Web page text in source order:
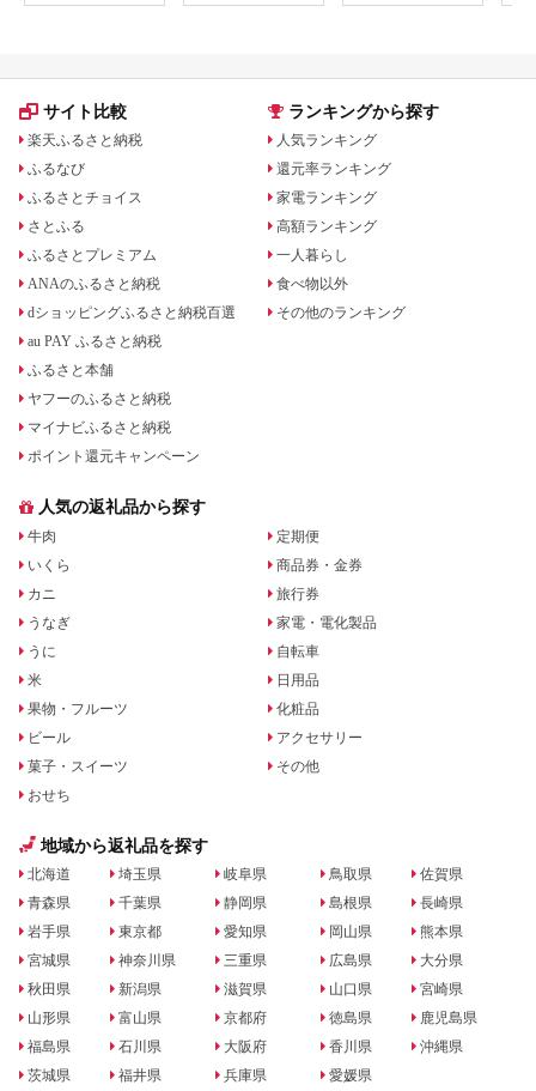
礼品
サイト比較
楽天ふるさと納税
ふるなび
ふるさとチョイス
さとふる
ふるさとプレミアム
ANAのふるさと納税
dショッピングふるさと納税百選
au PAY ふるさと納税
ふるさと本舗
ヤフーのふるさと納税
マイナビふるさと納税
ポイント還元キャンペーン
ランキングから探す
人気ランキング
還元率ランキング
家電ランキング
高額ランキング
一人暮らし
食べ物以外
その他のランキング
人気の返礼品から探す
牛肉
いくら
カニ
うなぎ
うに
米
果物・フルーツ
ビール
菓子・スイーツ
おせち
定期便
商品券・金券
旅行券
家電・電化製品
自転車
日用品
化粧品
アクセサリー
その他
地域から返礼品を探す
北海道
青森県
岩手県
宮城県
秋田県
山形県
福島県
茨城県
埼玉県
千葉県
東京都
神奈川県
新潟県
富山県
石川県
福井県
岐阜県
静岡県
愛知県
三重県
滋賀県
京都府
大阪府
兵庫県
鳥取県
島根県
岡山県
広島県
山口県
徳島県
香川県
愛媛県
佐賀県
長崎県
熊本県
大分県
宮崎県
鹿児島県
沖縄県